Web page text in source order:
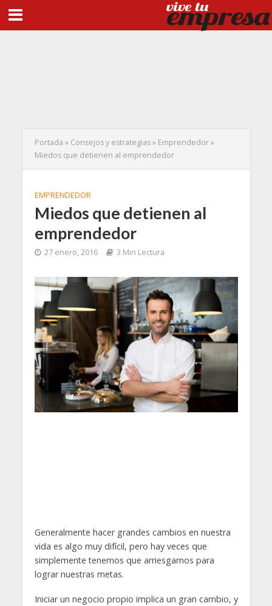
Portada » Consejos y estrategias» Emprendedor»
Miedos que detienen al emprendedor
EMPRENDEDOR
Miedos que detienen al
emprendedor
27 enero, 2016 3 Min Lectura
Generalmente hacer grandes cambios en nuestra
vida es algo muy difícil, pero hay veces que
simplemente tenemos que arriesgarnos para
lograr nuestras metas.
Iniciar un negocio propio implica un gran cambio, y